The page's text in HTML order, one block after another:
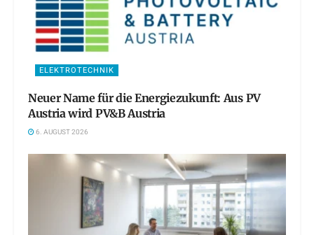
ELEKTROTECHNIK
Neuer Name für die Energiezukunft: Aus PV
Austria wird PV&B Austria
6. AUGUST 2026